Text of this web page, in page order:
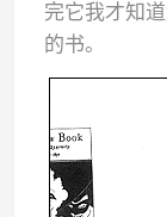
完它我才知
的书。